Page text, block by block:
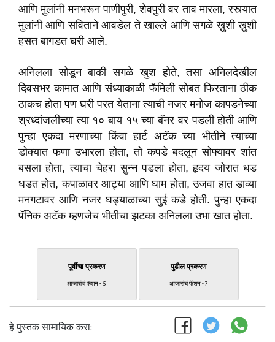
आणि मुलांनी मनभरून पाणीपुरी, शेवपुरी वर ताव मारला, रस्त्यात
मुलांनी आणि सविताने आवडेल ते खाल्ले आणि सगळे ख़ुशी ख़ुशी
हसत बागडत घरी आले.
अनिलला सोडून बाकी सगळे खुश होते, तसा अनिलदेखील
दिवसभर कामात आणि संध्याकाळी फॅमिली सोबत फिरताना ठीक
ठाकच होता पण घरी परत येताना त्याची नजर मनोज कापडनेच्या
श्रध्दांजलीच्या त्या १० बाय १५ च्या बॅनर वर पडली होती आणि
पुन्हा एकदा मरणाच्या किंवा हार्ट अटॅक च्या भीतीने त्याच्या
डोक्यात फणा उभारला होता, तो कपडे बदलून सोफ्यावर शांत
बसला होता, त्याचा चेहरा सुन्न पडला होता, हृदय जोरात धड
धडत होत, कपाळावर आट्या आणि घाम होता, उजवा हात डाव्या
मनगटावर आणि नजर घड्याळाच्या सुई कडे होती. पुन्हा एकदा
पॅनिक अटॅक म्हणजेच भीतीचा झटका अनिलला उभा खात होता.
पूर्वीचा प्रकरण
आजारांचं फॅशन - 5
पुढील प्रकरण
आजारांचं फॅशन - 7
हे पुस्तक सामायिक करा: